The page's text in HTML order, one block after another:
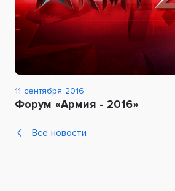
11 сентября 2016
Форум «Армия - 2016»
Все новости